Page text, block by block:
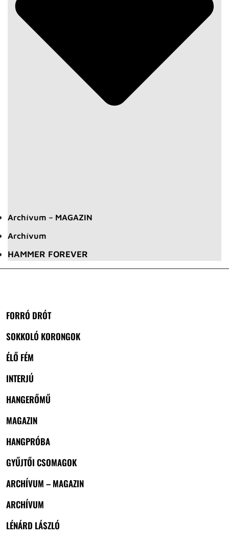
Archívum – MAGAZIN
Archívum
HAMMER FOREVER
FORRÓ DRÓT
SOKKOLÓ KORONGOK
ÉLŐ FÉM
INTERJÚ
HANGERŐMŰ
MAGAZIN
HANGPRÓBA
GYŰJTŐI CSOMAGOK
ARCHÍVUM – MAGAZIN
ARCHÍVUM
LÉNÁRD LÁSZLÓ